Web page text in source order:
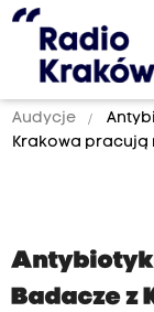
Audycje
Krakowa pracują
Badacze z